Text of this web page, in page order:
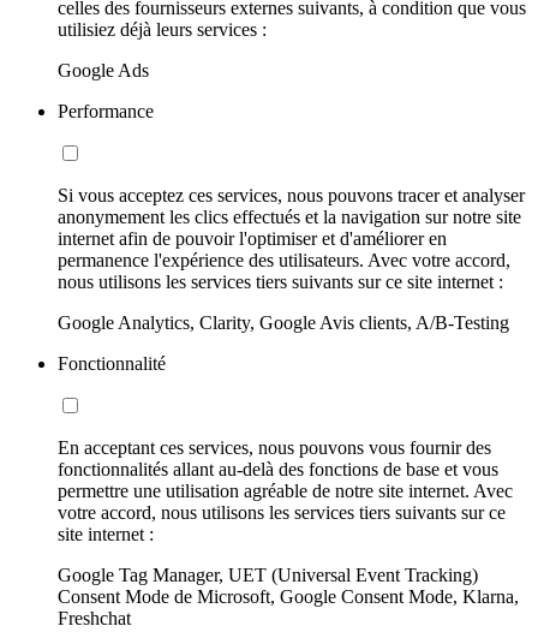
celles des fournisseurs externes suivants, à condition que vous
utilisiez déjà leurs services :
Google Ads
Performance
Si vous acceptez ces services, nous pouvons tracer et analyser
anonymement les clics effectués et la navigation sur notre site
internet afin de pouvoir l'optimiser et d'améliorer en
permanence l'expérience des utilisateurs. Avec votre accord,
nous utilisons les services tiers suivants sur ce site internet :
Google Analytics, Clarity, Google Avis clients, A/B-Testing
Fonctionnalité
En acceptant ces services, nous pouvons vous fournir des
fonctionnalités allant au-delà des fonctions de base et vous
permettre une utilisation agréable de notre site internet. Avec
votre accord, nous utilisons les services tiers suivants sur ce
site internet :
Google Tag Manager, UET (Universal Event Tracking)
Consent Mode de Microsoft, Google Consent Mode, Klarna,
Freshchat